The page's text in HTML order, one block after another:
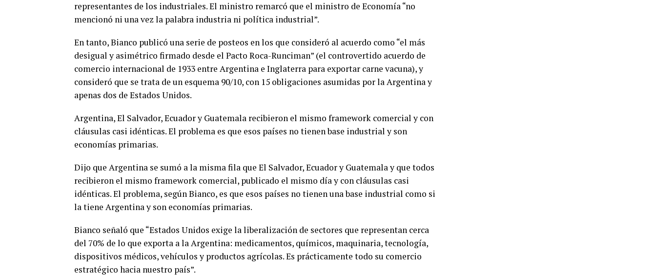
representantes de los industriales. El ministro remarcó que el ministro de Economía “no
mencionó ni una vez la palabra industria ni política industrial”.
En tanto, Bianco publicó una serie de posteos en los que consideró al acuerdo como “el más
desigual y asimétrico firmado desde el Pacto Roca-Runciman” (el controvertido acuerdo de
comercio internacional de 1933 entre Argentina e Inglaterra para exportar carne vacuna), y
consideró que se trata de un esquema 90/10, con 15 obligaciones asumidas por la Argentina y
apenas dos de Estados Unidos.
Argentina, El Salvador, Ecuador y Guatemala recibieron el mismo framework comercial y con
cláusulas casi idénticas. El problema es que esos países no tienen base industrial y son
economías primarias.
Dijo que Argentina se sumó a la misma fila que El Salvador, Ecuador y Guatemala y que todos
recibieron el mismo framework comercial, publicado el mismo día y con cláusulas casi
idénticas. El problema, según Bianco, es que esos países no tienen una base industrial como si
la tiene Argentina y son economías primarias.
Bianco señaló que “Estados Unidos exige la liberalización de sectores que representan cerca
del 70% de lo que exporta a la Argentina: medicamentos, químicos, maquinaria, tecnología,
dispositivos médicos, vehículos y productos agrícolas. Es prácticamente todo su comercio
estratégico hacia nuestro país”.